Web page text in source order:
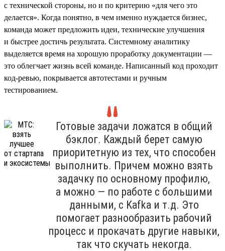
с технической стороны, но и по критерию «для чего это
делается». Когда понятно, в чем именно нуждается бизнес,
команда может предложить идеи, технические улучшения
и быстрее достичь результата. Системному аналитику
выделяется время на хорошую проработку документации —
это облегчает жизнь всей команде. Написанный код проходит
код-ревью, покрывается автотестами и ручным
тестированием.
Готовые задачи ложатся в общий
бэклог. Каждый берет самую
приоритетную из тех, что способен
выполнить. Причем можно взять
задачку по основному профилю,
а можно — по работе с большими
данными, с Kafka и т.д. Это
помогает разнообразить рабочий
процесс и прокачать другие навыки,
так что скучать некогда.